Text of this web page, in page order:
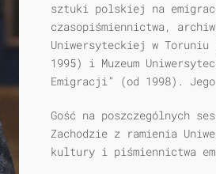
sztuki polskiej na
czasopiśmiennictwa,
Uniwersyteckiej w
1995) i Muzeum
Emigracji” (od 1998).
Gość na poszczególnych
Zachodzie z ramienia
kultury i piśmiennictwa